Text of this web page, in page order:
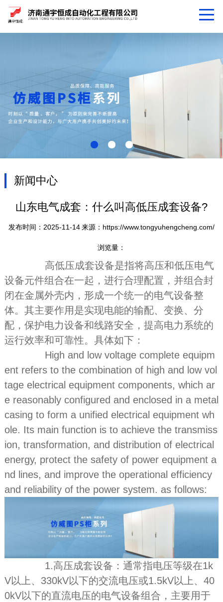
新闻中心
山东电气成套：什么叫高低压成套设备?
发布时间：2025-11-14来源：https://www.tongyuhengcheng.com/
浏览量：
高低压成套设备是指将高压和低压电气
设备元件组合在一起，进行合理配置，并组合封
闭在金属外壳内，形成一个统一的电气设备整
体。其主要作用是实现电能的输配、变换、分
配，保护电力设备和线路安全，提高电力系统的
运行效率和可靠性。具体如下：
High and low voltage complete equipm
ent refers to the combination of high and low vol
tage electrical equipment components, which ar
e reasonably configured and enclosed in a metal
casing to form a unified electrical equipment wh
ole. Its main function is to achieve the transmiss
ion, transformation, and distribution of electrical
energy, protect the safety of power equipment a
nd lines, and improve the operational efficiency
and reliability of the power system. as follows:
1.高压成套设备：通常指电压等级在1k
V以上、330kV以下的交流电压或1.5kV以上、40
0kV以下的直流电压的电气设备组合，主要用于